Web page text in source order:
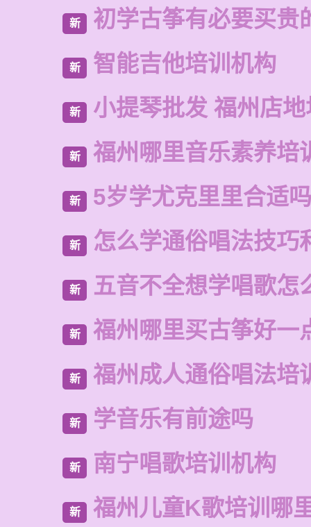
新 初学古筝有必要买贵
新 智能吉他培训机构
新 小提琴批发 福州店地
新 福州哪里音乐素养培
新 5岁学尤克里里合适吗
新 怎么学通俗唱法技巧
新 五音不全想学唱歌怎
新 福州哪里买古筝好一
新 福州成人通俗唱法培
新 学音乐有前途吗
新 南宁唱歌培训机构
新 福州儿童K歌培训哪